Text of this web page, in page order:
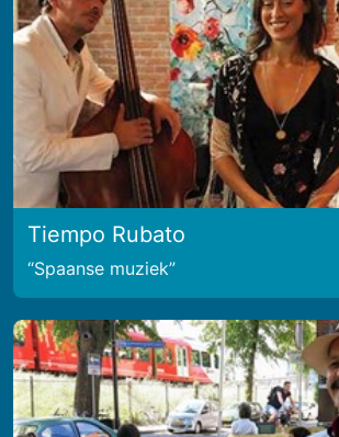
Tiempo Rubato
Spaanse muziek